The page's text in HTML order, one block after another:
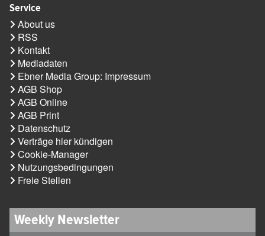
Service
About us
RSS
Kontakt
Mediadaten
Ebner Media Group: Impressum
AGB Shop
AGB Online
AGB Print
Datenschutz
Verträge hier kündigen
Cookie-Manager
Nutzungsbedingungen
Freie Stellen
Weekly Newsletter